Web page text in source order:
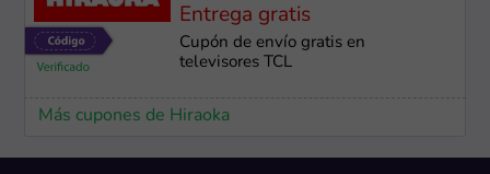
Entrega gratis
Cupón de envío gratis en
televisores TCL
Más cupones de Hiraoka